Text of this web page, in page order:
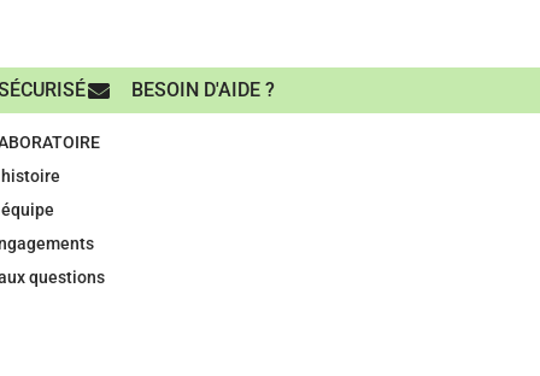
BESOIN D'AIDE ?
questions